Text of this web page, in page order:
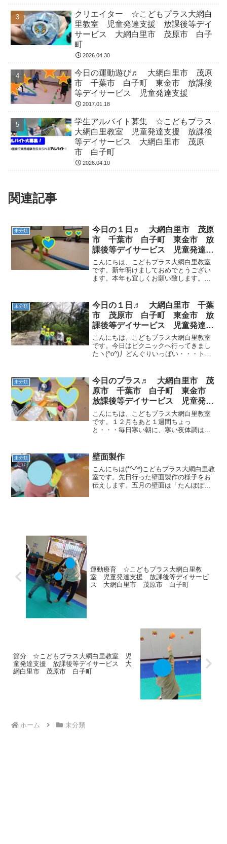
クリエイター ☆こどもプラス大網白
里教室 児童発達支援 放課後等デイ
サービス 大網白里市 茂原市 白子
町
2026.04.30
今日の運動遊び♬ 大網白里市 茂原
市 千葉市 白子町 東金市 放課後
等デイサービス 児童発達支援
2017.01.18
学生アルバイト募集 ☆こどもプラス
大網白里教室 児童発達支援 放課後
等デイサービス 大網白里市 茂原
市 白子町
2026.04.10
関連記事
未分類
今日の１日♬ 大網白里市 茂原
市 千葉市 白子町 東金市 放
課後等デイサービス 児童発達支
援
こんにちは、こどもプラス大網白里教室
です。新年明けましておめでとうござい
ます。本年も宜しくお願い致します。今
した(/ω＼)午前中は運動遊びをしています
(=ﾟωﾟ...
未分類
今日の１日♬ 大網白里市 千葉
市 茂原市 白子町 東金市 放
課後等デイサービス 児童発達支
援
こんにちは、こどもプラス大網白里教室
です。今日はピクニックへ行ってきまし
たヽ(^o^)丿どんぐりいっぱい・・・トト
桜と一緒にパシャリ(*^^)v３月も...
未分類
今日のプラス♬ 大網白里市 茂
原市 千葉市 白子町 東金市
放課後等デイサービス 児童発達
支援
こんにちは、こどもプラス大網白里教室
です。１２月もあと１週間ちょっ
と・・・毎日寒い朝に、寒い夜体調はい
た:;(∩´﹏`∩);:さてさて今日は午後からク
リスマス工作を...
未分類 壁面製作
こんにちは(*^-^*)こどもプラス大網白里教
室です。先日行った壁面製作の様子をお
伝えします。五月の壁面は「たんぽぽ」
運動療育 ☆こどもプラス大網白里教
室 児童発達支援 放課後等デイサービ
ス 大網白里市 茂原市 白子町
節分 ☆こどもプラス大網白里教室 児
童発達支援 放課後等デイサービス 大
網白里市 茂原市 白子町
ホーム 未分類